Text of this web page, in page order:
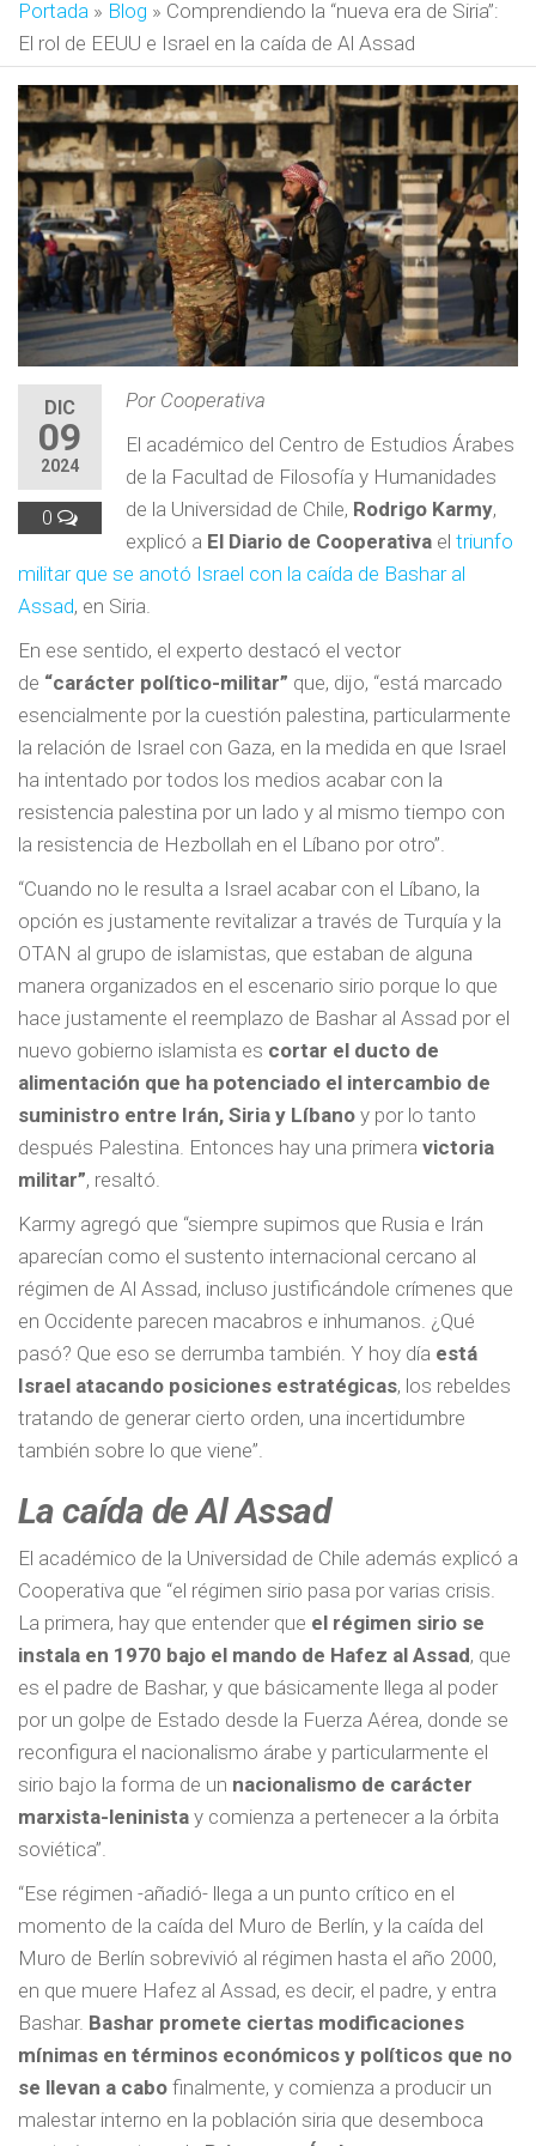
Portada » Blog » Comprendiendo la “nueva era de Siria”:
El rol de EEUU e Israel en la caída de Al Assad
DIC
09
2024
0
Por Cooperativa
El académico del Centro de Estudios Árabes
de la Facultad de Filosofía y Humanidades
de la Universidad de Chile, Rodrigo Karmy,
explicó a El Diario de Cooperativa el triunfo
militar que se anotó Israel con la caída de Bashar al
Assad, en Siria.
En ese sentido, el experto destacó el vector
de “carácter político-militar” que, dijo, “está marcado
esencialmente por la cuestión palestina, particularmente
la relación de Israel con Gaza, en la medida en que Israel
ha intentado por todos los medios acabar con la
resistencia palestina por un lado y al mismo tiempo con
la resistencia de Hezbollah en el Líbano por otro”.
“Cuando no le resulta a Israel acabar con el Líbano, la
opción es justamente revitalizar a través de Turquía y la
OTAN al grupo de islamistas, que estaban de alguna
manera organizados en el escenario sirio porque lo que
hace justamente el reemplazo de Bashar al Assad por el
nuevo gobierno islamista es cortar el ducto de
alimentación que ha potenciado el intercambio de
suministro entre Irán, Siria y Líbano y por lo tanto
después Palestina. Entonces hay una primera victoria
militar”, resaltó.
Karmy agregó que “siempre supimos que Rusia e Irán
aparecían como el sustento internacional cercano al
régimen de Al Assad, incluso justificándole crímenes que
en Occidente parecen macabros e inhumanos. ¿Qué
pasó? Que eso se derrumba también. Y hoy día está
Israel atacando posiciones estratégicas, los rebeldes
tratando de generar cierto orden, una incertidumbre
también sobre lo que viene”.
La caída de Al Assad
El académico de la Universidad de Chile además explicó a
Cooperativa que “el régimen sirio pasa por varias crisis.
La primera, hay que entender que el régimen sirio se
instala en 1970 bajo el mando de Hafez al Assad, que
es el padre de Bashar, y que básicamente llega al poder
por un golpe de Estado desde la Fuerza Aérea, donde se
reconfigura el nacionalismo árabe y particularmente el
sirio bajo la forma de un nacionalismo de carácter
marxista-leninista y comienza a pertenecer a la órbita
soviética”.
“Ese régimen -añadió- llega a un punto crítico en el
momento de la caída del Muro de Berlín, y la caída del
Muro de Berlín sobrevivió al régimen hasta el año 2000,
en que muere Hafez al Assad, es decir, el padre, y entra
Bashar. Bashar promete ciertas modificaciones
mínimas en términos económicos y políticos que no
se llevan a cabo finalmente, y comienza a producir un
malestar interno en la población siria que desemboca